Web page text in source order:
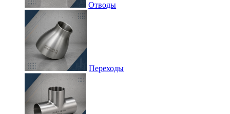
Отводы
Переходы